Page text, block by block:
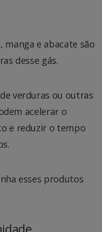
manga e abacate são
desse gás.
verduras ou outras
acelerar o
e reduzir o tempo
esses produtos